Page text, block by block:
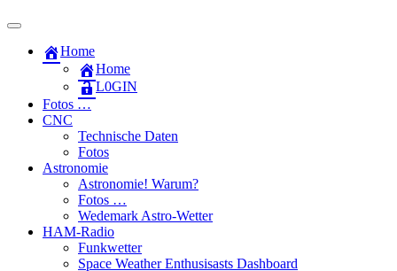
Toggle
field
Home
Home
L​0​​GIN
Fotos …
CNC
Technische Daten
Fotos
Astronomie
Astronomie! Warum?
Fotos …
Wedemark Astro-Wetter
HAM-Radio
Funkwetter
Space Weather Enthusisasts Dashboard